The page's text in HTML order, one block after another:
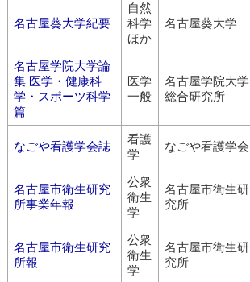
名古屋葵大学紀要
自然
科学
ほか
名古屋葵大学
名古屋学院大学論
集 医学・健康科
学・スポーツ科学
篇
医学
一般
名古屋学院大学
総合研究所
なごや看護学会誌
看護
学
なごや看護学会
名古屋市衛生研究
所事業年報
公衆
衛生
学
名古屋市衛生研
究所
名古屋市衛生研究
所報
公衆
衛生
学
名古屋市衛生研
究所